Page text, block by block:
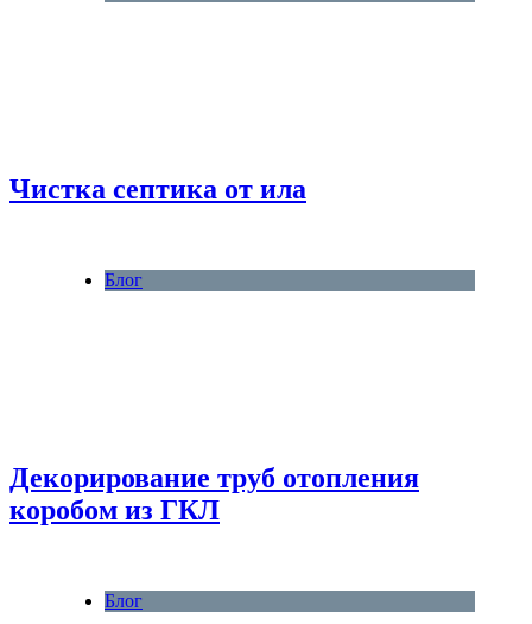
Чистка септика от ила
Блог
Декорирование труб отопления
коробом из ГКЛ
Блог